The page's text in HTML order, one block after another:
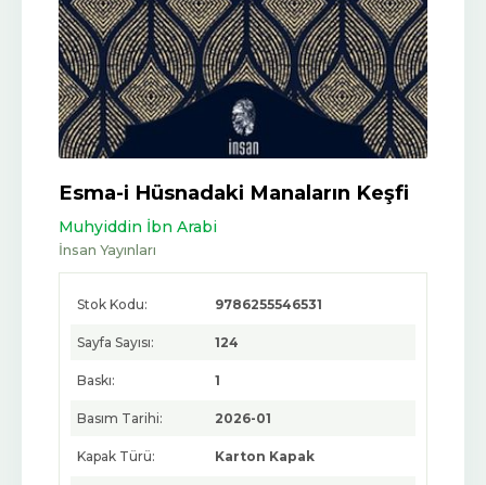
Esma-i Hüsnadaki Manaların Keşfi
Muhyiddin İbn Arabi
İnsan Yayınları
Stok Kodu: 9786255546531
Sayfa Sayısı: 124
Baskı: 1
Basım Tarihi: 2026-01
Kapak Türü: Karton Kapak